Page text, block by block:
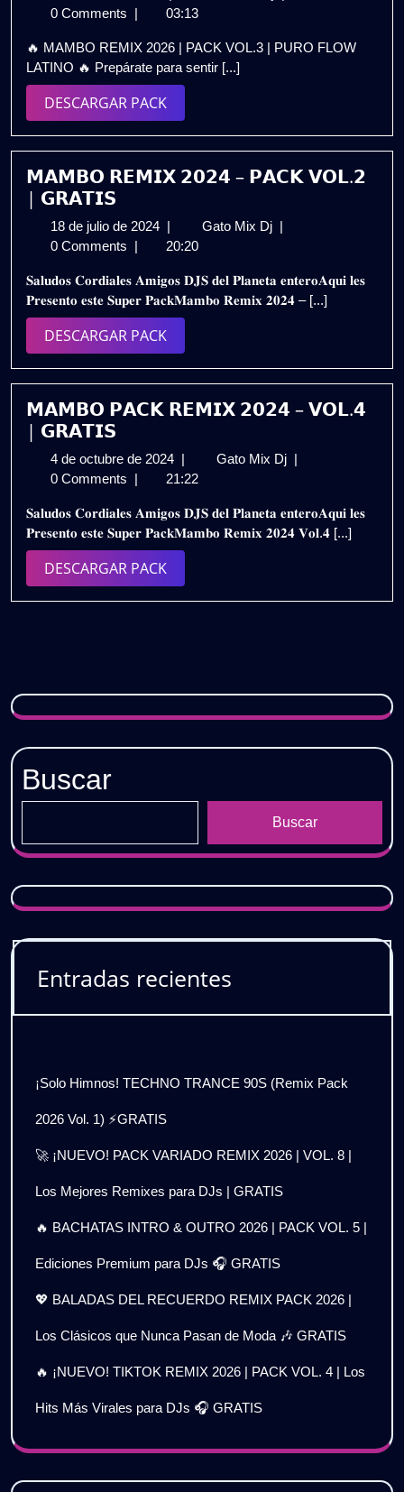
de
de
2026
💥
PURO
FLOW
GRATIS
0 Comments | 03:13
🔥 MAMBO REMIX 2026 | PACK VOL.3 | PURO FLOW
LATINO 🔥 Prepárate para sentir [...]
DESCARGAR PACKDESCARGAR
PACK
𝗠𝗔𝗠𝗕𝗢 𝗥𝗘𝗠𝗜𝗫 𝟮𝟬𝟮𝟰 – 𝗣𝗔𝗖𝗞 𝗩𝗢𝗟.𝟮
| 𝗚𝗥𝗔𝗧𝗜𝗦
18 de julio de 2024 18
de
de
2024
| Gato Mix Dj 𝗠𝗔𝗠𝗕𝗢
–
𝗣𝗔𝗖𝗞
|
0 Comments | 20:20
𝐒𝐚𝐥𝐮𝐝𝐨𝐬 𝐂𝐨𝐫𝐝𝐢𝐚𝐥𝐞𝐬 𝐀𝐦𝐢𝐠𝐨𝐬 𝐃𝐉𝐒 𝐝𝐞𝐥 𝐏𝐥𝐚𝐧𝐞𝐭𝐚 𝐞𝐧𝐭𝐞𝐫𝐨𝐀𝐪𝐮𝐢 𝐥𝐞𝐬
𝐏𝐫𝐞𝐬𝐞𝐧𝐭𝐨 𝐞𝐬𝐭𝐞 𝐒𝐮𝐩𝐞𝐫 𝐏𝐚𝐜𝐤𝐌𝐚𝐦𝐛𝐨 𝐑𝐞𝐦𝐢𝐱 𝟐𝟎𝟐𝟒 – [...]
DESCARGAR PACKDESCARGAR
PACK
𝗠𝗔𝗠𝗕𝗢 𝗣𝗔𝗖𝗞 𝗥𝗘𝗠𝗜𝗫 𝟮𝟬𝟮𝟰 – 𝗩𝗢𝗟.𝟰
| 𝗚𝗥𝗔𝗧𝗜𝗦
4 de octubre de 2024 4
de
de
2024
| Gato Mix Dj 𝗠𝗔𝗠𝗕𝗢
𝟮𝟬𝟮𝟰
–
|
0 Comments | 21:22
𝐒𝐚𝐥𝐮𝐝𝐨𝐬 𝐂𝐨𝐫𝐝𝐢𝐚𝐥𝐞𝐬 𝐀𝐦𝐢𝐠𝐨𝐬 𝐃𝐉𝐒 𝐝𝐞𝐥 𝐏𝐥𝐚𝐧𝐞𝐭𝐚 𝐞𝐧𝐭𝐞𝐫𝐨𝐀𝐪𝐮𝐢 𝐥𝐞𝐬
𝐏𝐫𝐞𝐬𝐞𝐧𝐭𝐨 𝐞𝐬𝐭𝐞 𝐒𝐮𝐩𝐞𝐫 𝐏𝐚𝐜𝐤𝐌𝐚𝐦𝐛𝐨 𝐑𝐞𝐦𝐢𝐱 𝟐𝟎𝟐𝟒 𝐕𝐨𝐥.𝟒 [...]
DESCARGAR PACKDESCARGAR
PACK
Buscar
Buscar
Entradas recientes
¡Solo Himnos! TECHNO TRANCE 90S (Remix Pack
2026 Vol. 1) ⚡GRATIS
🚀 ¡NUEVO! PACK VARIADO REMIX 2026 | VOL. 8 |
Los Mejores Remixes para DJs | GRATIS
🔥 BACHATAS INTRO & OUTRO 2026 | PACK VOL. 5 |
Ediciones Premium para DJs 🎧 GRATIS
💖 BALADAS DEL RECUERDO REMIX PACK 2026 |
Los Clásicos que Nunca Pasan de Moda 🎶 GRATIS
🔥 ¡NUEVO! TIKTOK REMIX 2026 | PACK VOL. 4 | Los
Hits Más Virales para DJs 🎧 GRATIS